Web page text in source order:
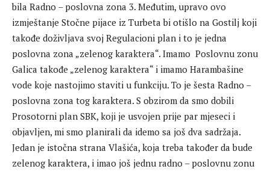
bila Radno – poslovna zona 3. Međutim, upravo ovo
izmještanje Stočne pijace iz Turbeta bi otišlo na Gostilj koji
takođe doživljava svoj Regulacioni plan i to je jedna
poslovna zona „zelenog karaktera“. Imamo Poslovnu zonu
Galica takođe „zelenog karaktera“ i imamo Harambašine
vode koje nastojimo staviti u funkciju. To je šesta Radno –
poslovna zona tog karaktera. S obzirom da smo dobili
Prosotorni plan SBK, koji je usvojen prije par mjeseci i
objavljen, mi smo planirali da idemo sa još dva sadržaja.
Jedan je istočna strana Vlašića, koja treba također da bude
zelenog karaktera, i imao još jednu radno – poslovnu zonu